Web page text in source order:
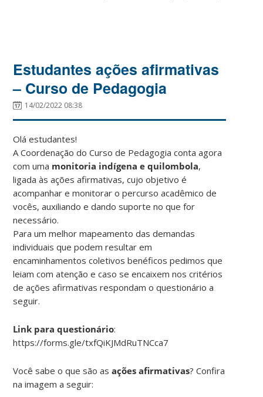
Estudantes ações afirmativas
– Curso de Pedagogia
14/02/2022 08:38
Olá estudantes!
A Coordenação do Curso de Pedagogia conta agora
com uma monitoria indígena e quilombola,
ligada às ações afirmativas, cujo objetivo é
acompanhar e monitorar o percurso acadêmico de
vocês, auxiliando e dando suporte no que for
necessário.
Para um melhor mapeamento das demandas
individuais que podem resultar em
encaminhamentos coletivos benéficos pedimos que
leiam com atenção e caso se encaixem nos critérios
de ações afirmativas respondam o questionário a
seguir.
Link para questionário:
https://forms.gle/txfQiKJMdRuTNCca7
Você sabe o que são asações afirmativas? Confira
na imagem a seguir: